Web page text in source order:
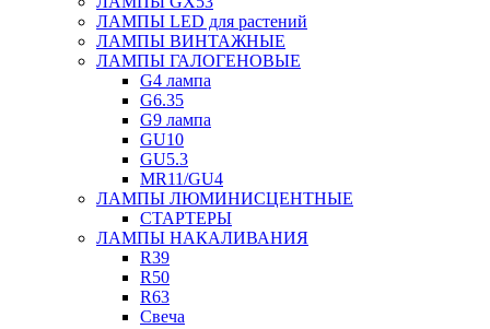
ЛАМПЫ LED для растений
ЛАМПЫ ВИНТАЖНЫЕ
ЛАМПЫ ГАЛОГЕНОВЫЕ
G4 лампа
G6.35
G9 лампа
GU10
GU5.3
MR11/GU4
ЛАМПЫ ЛЮМИНИСЦЕНТНЫЕ
СТАРТЕРЫ
ЛАМПЫ НАКАЛИВАНИЯ
R39
R50
R63
Свеча